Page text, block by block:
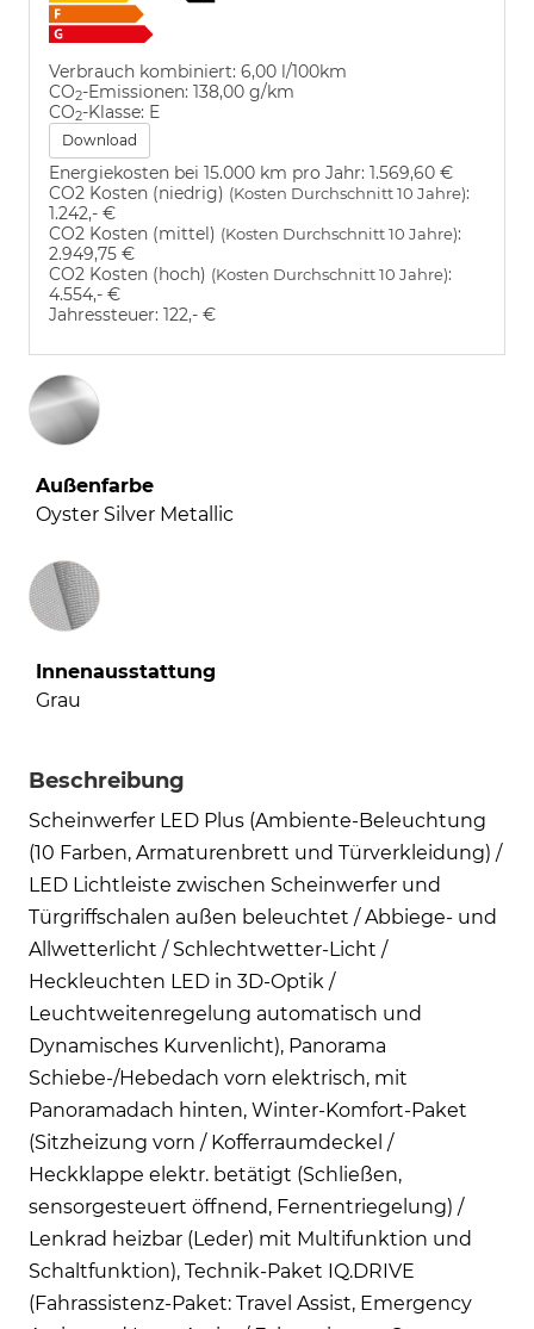
Verbrauch kombiniert: 6,00 l/100km
CO2-Emissionen: 138,00 g/km
CO2-Klasse: E
Download
Energiekosten bei 15.000 km pro Jahr: 1.569,60 €
CO2 Kosten (niedrig) (Kosten Durchschnitt 10 Jahre):
1.242,- €
CO2 Kosten (mittel) (Kosten Durchschnitt 10 Jahre):
2.949,75 €
CO2 Kosten (hoch) (Kosten Durchschnitt 10 Jahre):
4.554,- €
Jahressteuer: 122,- €
Außenfarbe
Oyster Silver Metallic
Innenausstattung
Innenausstattung
Grau
Beschreibung
Scheinwerfer LED Plus (Ambiente-Beleuchtung
(10 Farben, Armaturenbrett und Türverkleidung) /
LED Lichtleiste zwischen Scheinwerfer und
Türgriffschalen außen beleuchtet / Abbiege- und
Allwetterlicht / Schlechtwetter-Licht /
Heckleuchten LED in 3D-Optik /
Leuchtweitenregelung automatisch und
Dynamisches Kurvenlicht), Panorama
Schiebe-/Hebedach vorn elektrisch, mit
Panoramadach hinten, Winter-Komfort-Paket
(Sitzheizung vorn / Kofferraumdeckel /
Heckklappe elektr. betätigt (Schließen,
sensorgesteuert öffnend, Fernentriegelung) /
Lenkrad heizbar (Leder) mit Multifunktion und
Schaltfunktion), Technik-Paket IQ.DRIVE
(Fahrassistenz-Paket: Travel Assist, Emergency